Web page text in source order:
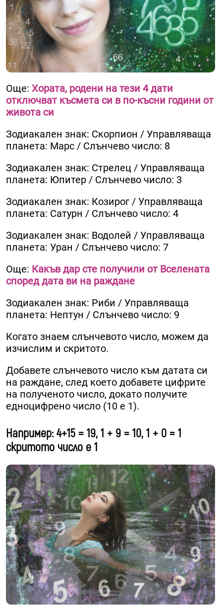
Още: Хората, родени на тези 4 дати
отключват късмета си в по-късни години от
живота си
Зодиакален знак: Скорпион / Управляваща
планета: Марс / Слънчево число: 8
Зодиакален знак: Стрелец / Управляваща
планета: Юпитер / Слънчево число: 3
Зодиакален знак: Козирог / Управляваща
планета: Сатурн / Слънчево число: 4
Зодиакален знак: Водолей / Управляваща
планета: Уран / Слънчево число: 7
Още: Какъв дар сте получили от Вселената
според дата ви на раждане
Зодиакален знак: Риби / Управляваща
планета: Нептун / Слънчево число: 9
Когато знаем слънчевото число, можем да
изчислим и скритото.
Добавете слънчевото число към датата си
на раждане, след което добавете цифрите
на полученото число, докато получите
едноцифрено число (10 е 1).
Например: 4+15 = 19, 1 + 9 = 10, 1 + 0 = 1
скритото число е 1